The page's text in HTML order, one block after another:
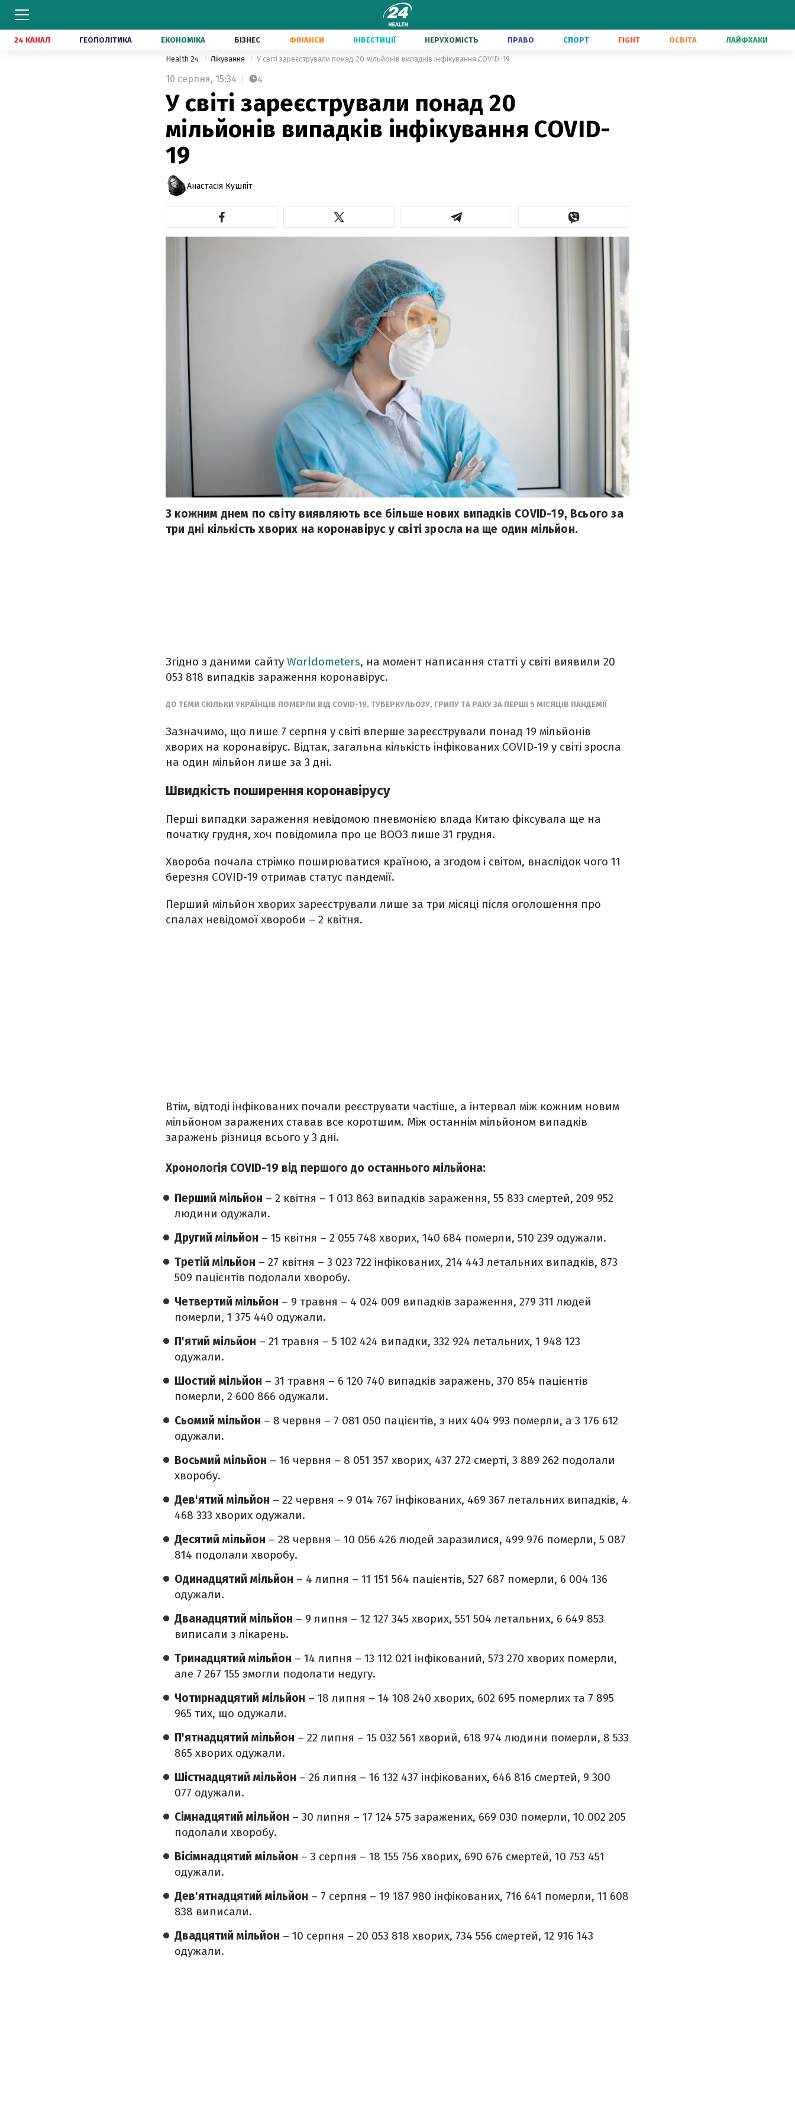
24 КАНАЛ ГЕОПОЛІТИКА ЕКОНОМІКА БІЗНЕС ФІНАНСИ ІНВЕСТИЦІЇ НЕРУХОМІСТЬ ПРАВО СПОРТ FIGHT ОСВІТА ЛАЙФХАКИ
Health 24 Лікування У світі зареєстрували понад 20 мільйонів випадків інфікування COVID-19
10 серпня, 15:34 4
У світі зареєстрували понад 20
мільйонів випадків інфікування COVID-
19
Анастасія Кушпіт
З кожним днем по світу виявляють все більше нових випадків COVID-19, Всього за
три дні кількість хворих на коронавірус у світі зросла на ще один мільйон.
Згідно з даними сайту Worldometers, на момент написання статті у світі виявили 20
053 818 випадків зараження коронавірус.
ДО ТЕМИ СКІЛЬКИ УКРАЇНЦІВ ПОМЕРЛИ ВІД COVID-19, ТУБЕРКУЛЬОЗУ, ГРИПУ ТА РАКУ ЗА ПЕРШІ 5 МІСЯЦІВ ПАНДЕМІЇ
Зазначимо, що лише 7 серпня у світі вперше зареєстрували понад 19 мільйонів
хворих на коронавірус. Відтак, загальна кількість інфікованих COVID-19 у світі зросла
на один мільйон лише за 3 дні.
Швидкість поширення коронавірусу
Перші випадки зараження невідомою пневмонією влада Китаю фіксувала ще на
початку грудня, хоч повідомила про це ВООЗ лише 31 грудня.
Хвороба почала стрімко поширюватися країною, а згодом і світом, внаслідок чого 11
березня COVID-19 отримав статус пандемії.
Перший мільйон хворих зареєстрували лише за три місяці після оголошення про
спалах невідомої хвороби – 2 квітня.
Втім, відтоді інфікованих почали реєструвати частіше, а інтервал між кожним новим
мільйоном заражених ставав все коротшим. Між останнім мільйоном випадків
заражень різниця всього у 3 дні.
Хронологія COVID-19 від першого до останнього мільйона:
Перший мільйон – 2 квітня – 1 013 863 випадків зараження, 55 833 смертей, 209 952
людини одужали.
Другий мільйон – 15 квітня – 2 055 748 хворих, 140 684 померли, 510 239 одужали.
Третій мільйон – 27 квітня – 3 023 722 інфікованих, 214 443 летальних випадків, 873
509 пацієнтів подолали хворобу.
Четвертий мільйон – 9 травня – 4 024 009 випадків зараження, 279 311 людей
померли, 1 375 440 одужали.
П'ятий мільйон – 21 травня – 5 102 424 випадки, 332 924 летальних, 1 948 123
одужали.
Шостий мільйон – 31 травня – 6 120 740 випадків заражень, 370 854 пацієнтів
померли, 2 600 866 одужали.
Сьомий мільйон – 8 червня – 7 081 050 пацієнтів, з них 404 993 померли, а 3 176 612
одужали.
Восьмий мільйон – 16 червня – 8 051 357 хворих, 437 272 смерті, 3 889 262 подолали
хворобу.
Дев'ятий мільйон – 22 червня – 9 014 767 інфікованих, 469 367 летальних випадків, 4
468 333 хворих одужали.
Десятий мільйон – 28 червня – 10 056 426 людей заразилися, 499 976 померли, 5 087
814 подолали хворобу.
Одинадцятий мільйон – 4 липня – 11 151 564 пацієнтів, 527 687 померли, 6 004 136
одужали.
Дванадцятий мільйон – 9 липня – 12 127 345 хворих, 551 504 летальних, 6 649 853
виписали з лікарень.
Тринадцятий мільйон – 14 липня – 13 112 021 інфікований, 573 270 хворих померли,
але 7 267 155 змогли подолати недугу.
Чотирнадцятий мільйон – 18 липня – 14 108 240 хворих, 602 695 померлих та 7 895
965 тих, що одужали.
П'ятнадцятий мільйон – 22 липня – 15 032 561 хворий, 618 974 людини померли, 8 533
865 хворих одужали.
Шістнадцятий мільйон – 26 липня – 16 132 437 інфікованих, 646 816 смертей, 9 300
077 одужали.
Сімнадцятий мільйон – 30 липня – 17 124 575 заражених, 669 030 померли, 10 002 205
подолали хворобу.
Вісімнадцятий мільйон – 3 серпня – 18 155 756 хворих, 690 676 смертей, 10 753 451
одужали.
Дев'ятнадцятий мільйон – 7 серпня – 19 187 980 інфікованих, 716 641 померли, 11 608
838 виписали.
Двадцятий мільйон – 10 серпня – 20 053 818 хворих, 734 556 смертей, 12 916 143
одужали.